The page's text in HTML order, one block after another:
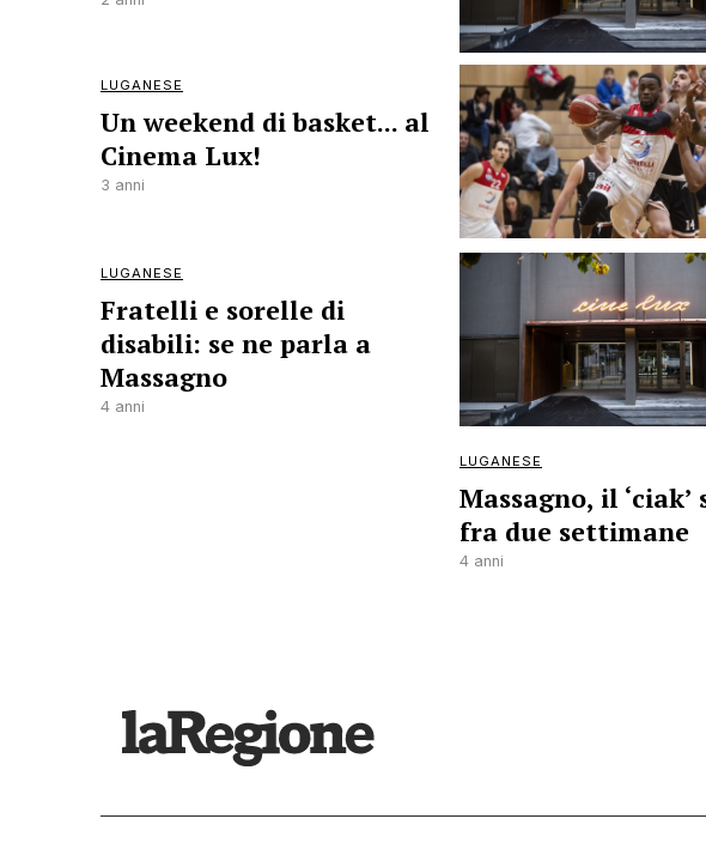
LUGANESE
Un weekend di basket... al
Cinema Lux!
3 anni
LUGANESE
Fratelli e sorelle di
disabili: se ne parla a
Massagno
4 anni
LUGANESE
Massagno, il ‘ciak’
fra due settimane
4 anni